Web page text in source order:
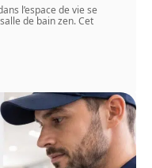
l’espace de vie se
de bain zen. Cet